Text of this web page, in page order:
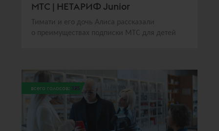
МТС | НЕТАРИФ Junior
Тимати и его дочь Алиса рассказали
о преимуществах подписки МТС для детей
всего голосов: 325